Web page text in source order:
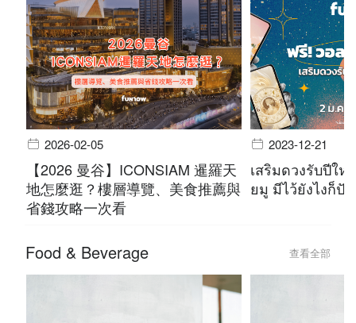
2026-02-05
【2026 曼谷】ICONSIAM 暹羅天
地怎麼逛？樓層導覽、美食推薦與
省錢攻略一次看
2023-12-21
เสริมดวงรับปีให
ยมู มีไว้ยังไงก็ปัง!
Food & Beverage 查看全部